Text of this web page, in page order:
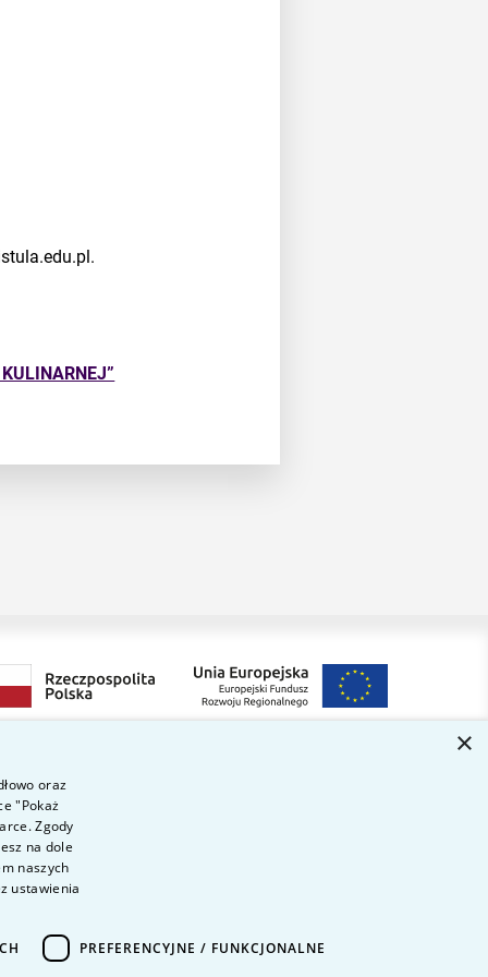
i odpowiedzi
na uczelni
Dane Osobowe
Deklaracja dostępności
×
oraz
"Pokaż
Zgody
na dole
naszych
ustawienia
PREFERENCYJNE / FUNKCJONALNE